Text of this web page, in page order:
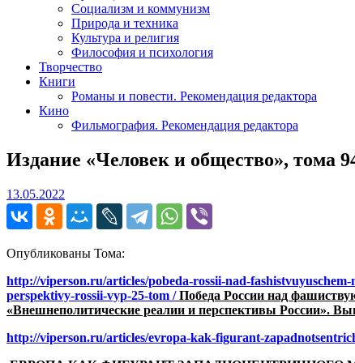
Социализм и коммунизм
Природа и техника
Культура и религия
Философия и психология
Творчество
Книги
Романы и повести. Рекомендация редактора
Кино
Фильмография. Рекомендация редактора
Издание «Человек и общество», тома
13.05.2022
Опубликованы Тома:
http://viperson.ru/articles/pobeda-rossii-nad-
perspektivy-rossii-vyp-25-tom /Победа России над
«Внешнеполитические реалии и перспективы России».
http://viperson.ru/articles/evropa-kak-figurant-